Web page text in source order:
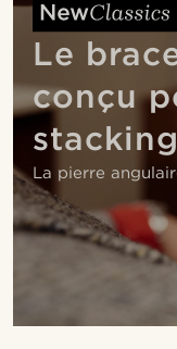
Le
conçu
stacking
La pierre